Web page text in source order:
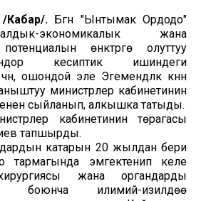
Кабар/. Бүгүн "Ынтымак Ордодо"
экономикалык жана
өнүктүрүүгө олуттуу
кесиптик ишиндеги
ошондой эле Эгемендүүлүк күнүн
министрлер кабинетинин
сыйланып, алкышка татыды.
кабинетинин төрагасы
тапшырды.
катарын 20 жылдан бери
тармагында эмгектенип келе
жана органдарды
боюнча илимий-изилдөө